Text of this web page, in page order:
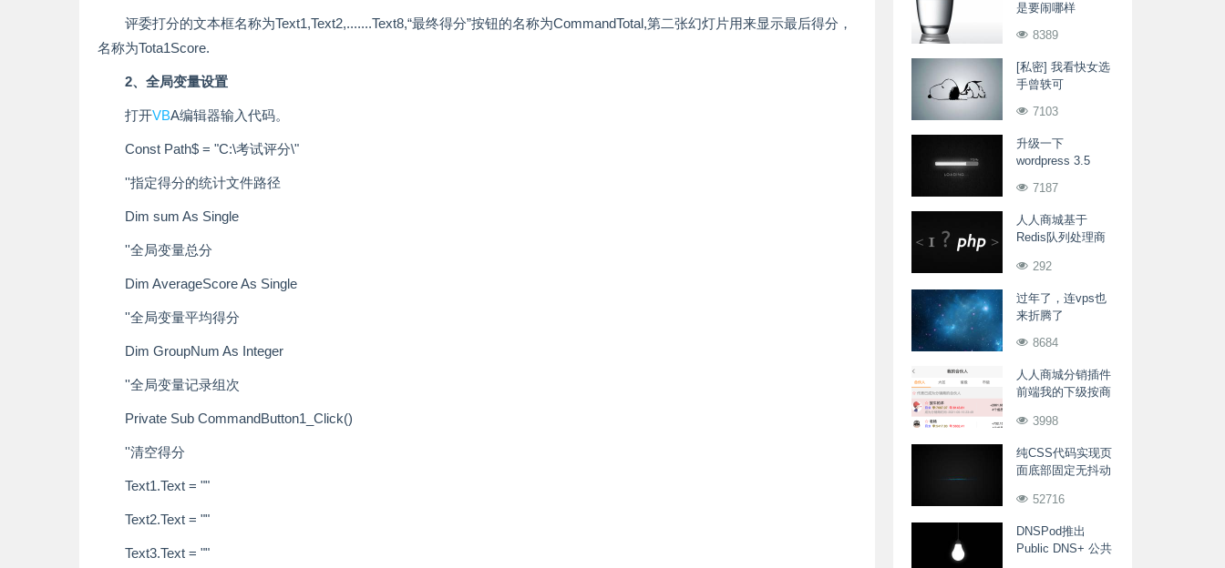
评委打分的文本框名称为Text1,Text2,.......Text8,“最终得分”按钮的名称为CommandTotal,第二张幻灯片用来显示最后得分，
名称为Tota1Score.
2、全局变量设置
打开VBA编辑器输入代码。
Const Path$ = "C:\考试评分\"
''指定得分的统计文件路径
Dim sum As Single
''全局变量总分
Dim AverageScore As Single
''全局变量平均得分
Dim GroupNum As Integer
''全局变量记录组次
Private Sub CommandButton1_Click()
''清空得分
Text1.Text = ""
Text2.Text = ""
Text3.Text = ""
是要闹哪样
8389
[私密] 我看快女选
手曾轶可
7103
升级一下
wordpress 3.5
7187
人人商城基于
Redis队列处理商
292
过年了，连vps也
来折腾了
8684
人人商城分销插件
前端我的下级按商
示 3998
纯CSS代码实现页
面底部固定无抖动
52716
DNSPod推出
Public DNS+ 公共